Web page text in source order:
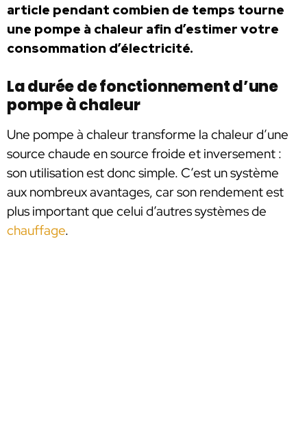
article pendant combien de temps tourne
une pompe à chaleur afin d’estimer votre
consommation d’électricité.
La durée de fonctionnement d’une
pompe à chaleur
Une pompe à chaleur transforme la chaleur d’une
source chaude en source froide et inversement :
son utilisation est donc simple. C’est un système
aux nombreux avantages, car son rendement est
plus important que celui d’autres systèmes de
chauffage.